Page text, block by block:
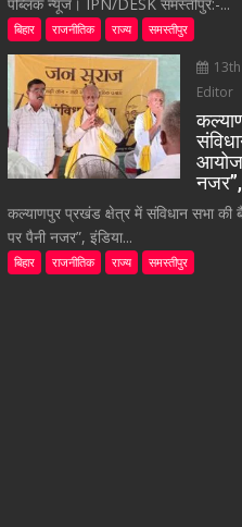
बिहार राजनीतिक राज्य समस्तीपुर
Editor
कल्याणपुर प्रखंड क्षेत्र में संविधान सभा
पर पैनी नजर”, इंडिया...
बिहार राजनीतिक राज्य समस्तीपुर